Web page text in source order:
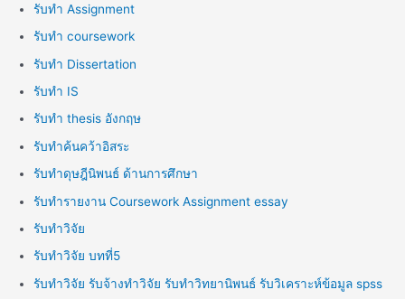
รับทำ Assignment
รับทำ coursework
รับทำ Dissertation
รับทำ IS
รับทำ thesis อังกฤษ
รับทำค้นคว้าอิสระ
รับทำดุษฎีนิพนธ์ ด้านการศึกษา
รับทำรายงาน Coursework Assignment essay
รับทำวิจัย
รับทำวิจัย บทที่5
รับทำวิจัย รับจ้างทำวิจัย รับทำวิทยานิพนธ์ รับวิเคราะห์ข้อมูล spss